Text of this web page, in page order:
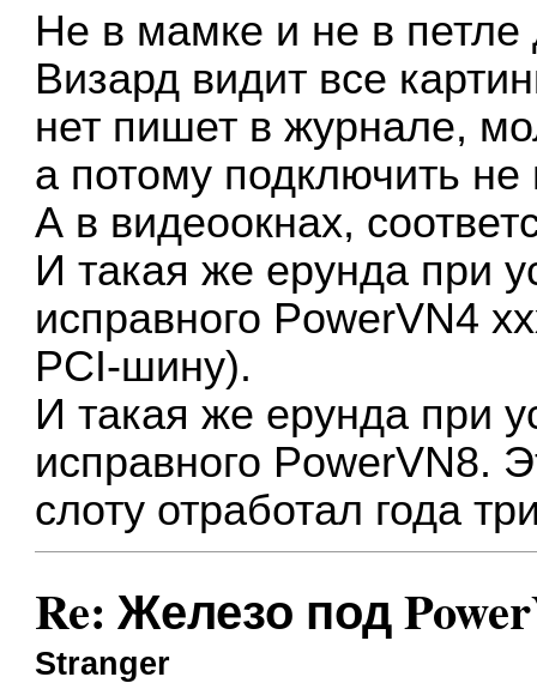
Не в мамке и не в
Визард видит все
нет пишет в журнале,
а потому подключить
А в видеоокнах,
И такая же ерунда при
исправного PowerVN4
PCI-шину).
И такая же ерунда при
исправного PowerVN8.
слоту отработал года
Re: Железо под
Stranger